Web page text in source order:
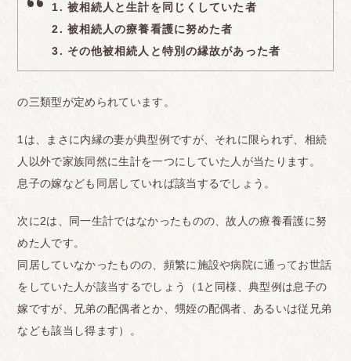
1. 被相続人と生計を同じくしていた者
2. 被相続人の療養看護に努めた者
3. その他被相続人と特別の縁故があった者
の三類型が定められています。
1は、まさに内縁の妻が典型例ですが、それに限られず、相続
人以外で家族同然に生計を一つにしていた人が当たります。
息子の嫁なども同居していれば該当するでしょう。
次に2は、同一生計ではなかったものの、故人の療養看護に努
めた人です。
同居していなかったものの、頻繁に施設や病院に通ってお世話
をしていた人が該当するでしょう（1と同様、典型例は息子の
嫁ですが、兄弟の配偶者とか、甥姪の配偶者、あるいは従兄弟
なども該当し得ます）。